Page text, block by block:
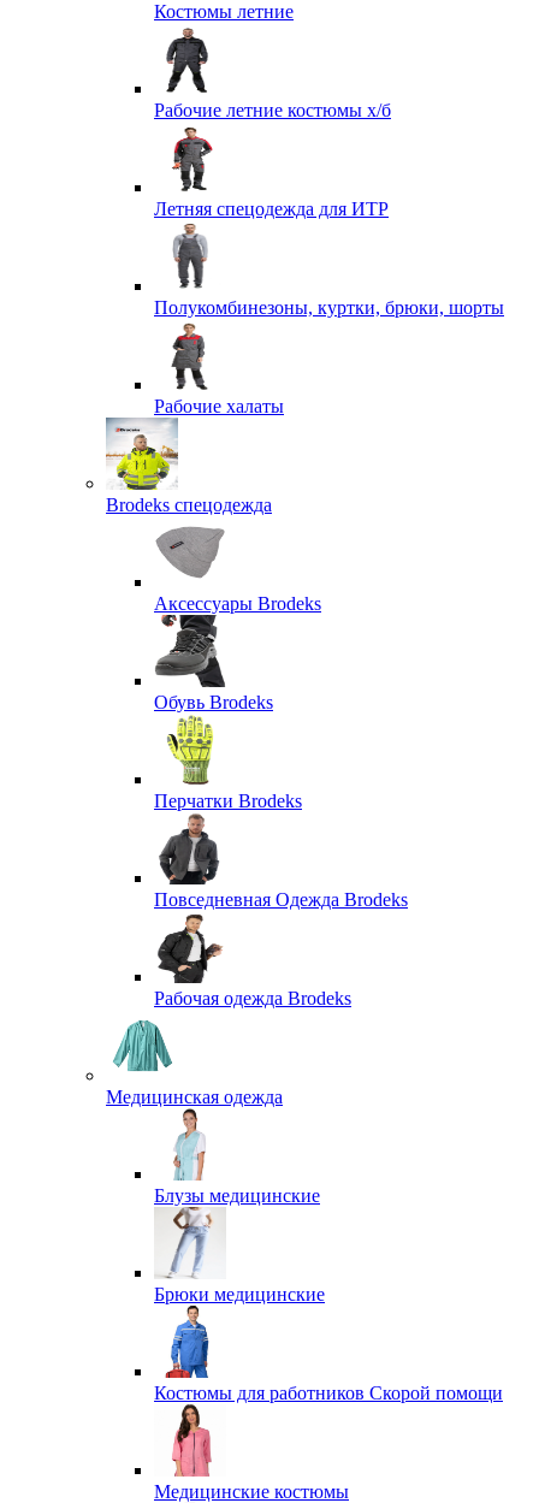
Костюмы летние
Рабочие летние костюмы х/б
Летняя спецодежда для ИТР
Полукомбинезоны, куртки, брюки, шорты
Рабочие халаты
Brodeks спецодежда
Аксессуары Brodeks
Обувь Brodeks
Перчатки Brodeks
Повседневная Одежда Brodeks
Рабочая одежда Brodeks
Медицинская одежда
Блузы медицинские
Брюки медицинские
Костюмы для работников Скорой помощи
Медицинские костюмы